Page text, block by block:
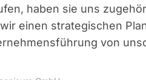
haben sie uns
einen stra­te­gi­schen
von